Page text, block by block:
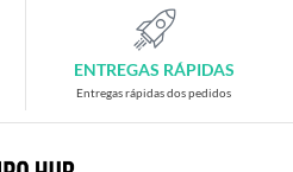
ENTREGAS RÁPIDAS
Entregas rápidas dos pedidos